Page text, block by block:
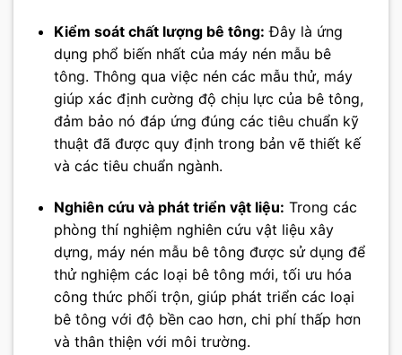
Kiểm soát chất lượng bê tông: Đây là ứng
dụng phổ biến nhất của máy nén mẫu bê
tông. Thông qua việc nén các mẫu thử, máy
giúp xác định cường độ chịu lực của bê tông,
đảm bảo nó đáp ứng đúng các tiêu chuẩn kỹ
thuật đã được quy định trong bản vẽ thiết kế
và các tiêu chuẩn ngành.
Nghiên cứu và phát triển vật liệu: Trong các
phòng thí nghiệm nghiên cứu vật liệu xây
dựng, máy nén mẫu bê tông được sử dụng để
thử nghiệm các loại bê tông mới, tối ưu hóa
công thức phối trộn, giúp phát triển các loại
bê tông với độ bền cao hơn, chi phí thấp hơn
và thân thiện với môi trường.